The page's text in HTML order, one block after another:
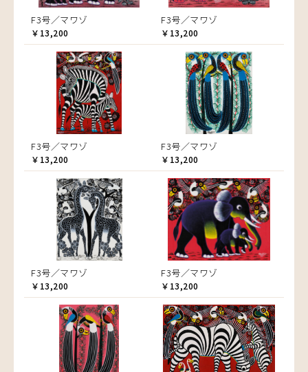
F3号／マワゾ
￥13,200
F3号／マワゾ
￥13,200
F3号／マワゾ
￥13,200
F3号／マワゾ
￥13,200
F3号／マワゾ
￥13,200
F3号／マワゾ
￥13,200